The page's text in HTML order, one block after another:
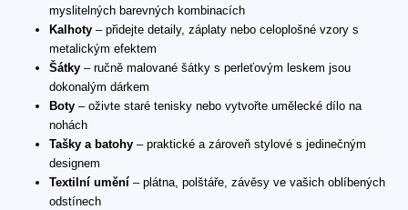
myslitelných barevných kombinacích
Kalhoty – přidejte detaily, záplaty nebo celoplošné vzory s
metalickým efektem
Šátky – ručně malované šátky s perleťovým leskem jsou
dokonalým dárkem
Boty – oživte staré tenisky nebo vytvořte umělecké dílo na
nohách
Tašky a batohy – praktické a zároveň stylové s jedinečným
designem
Textilní umění – plátna, polštáře, závěsy ve vašich oblíbených
odstínech